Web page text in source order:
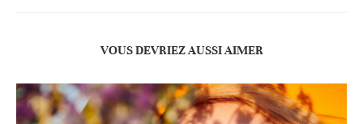
VOUS DEVRIEZ AUSSI AIMER